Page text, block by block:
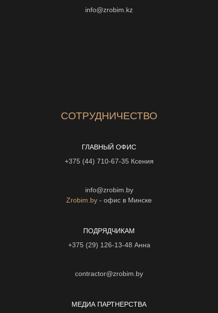
info@zrobim.kz
СОТРУДНИЧЕСТВО
ГЛАВНЫЙ ОФИС
+375 (44) 710-67-35 Ксения
info@zrobim.by
Zrobim.by - офис в Минске
ПОДРЯДЧИКАМ
+375 (29) 126-13-48 Анна
contractor@zrobim.by
МЕДИА ПАРТНЕРСТВА